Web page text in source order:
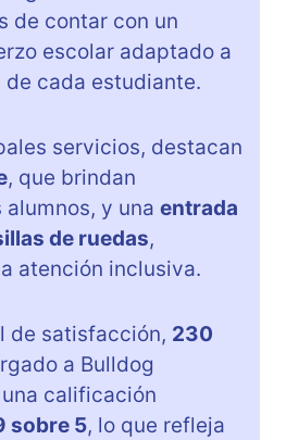
de contar con un
escolar adaptado a
cada estudiante.
servicios, destacan
, que brindan
y una entrada
de ruedas,
atención inclusiva.
de satisfacción, 230
a Bulldog
calificación
sobre 5, lo que refleja